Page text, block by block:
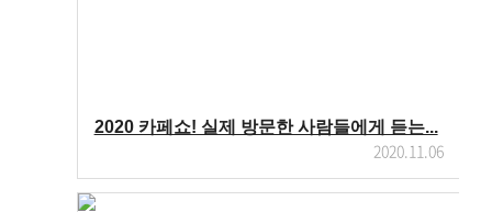
2020 카페쇼! 실제 방문한 사람들에게 듣는...
2020.11.06